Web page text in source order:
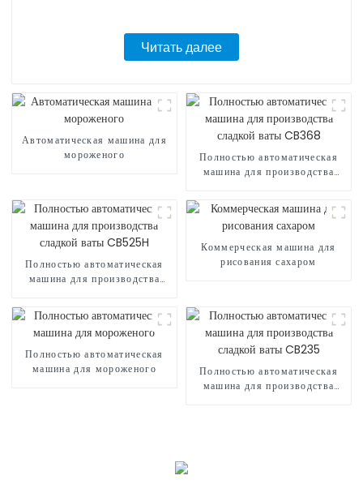
Читать далее
Автоматическая машина для
мороженого
Полностью автоматическая
машина для производства
Полностью автоматическая
машина для производства
Коммерческая машина для
рисования сахаром
Полностью автоматическая
машина для мороженого
Полностью автоматическая
машина для производства